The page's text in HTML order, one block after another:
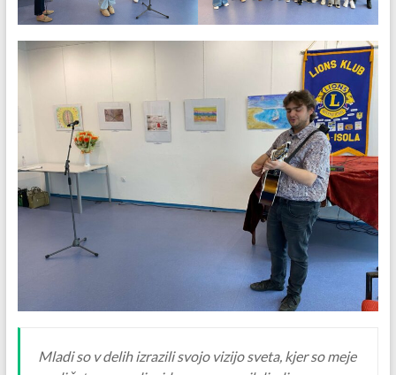
Mladi so v delih izrazili svojo vizijo sveta, kjer so meje